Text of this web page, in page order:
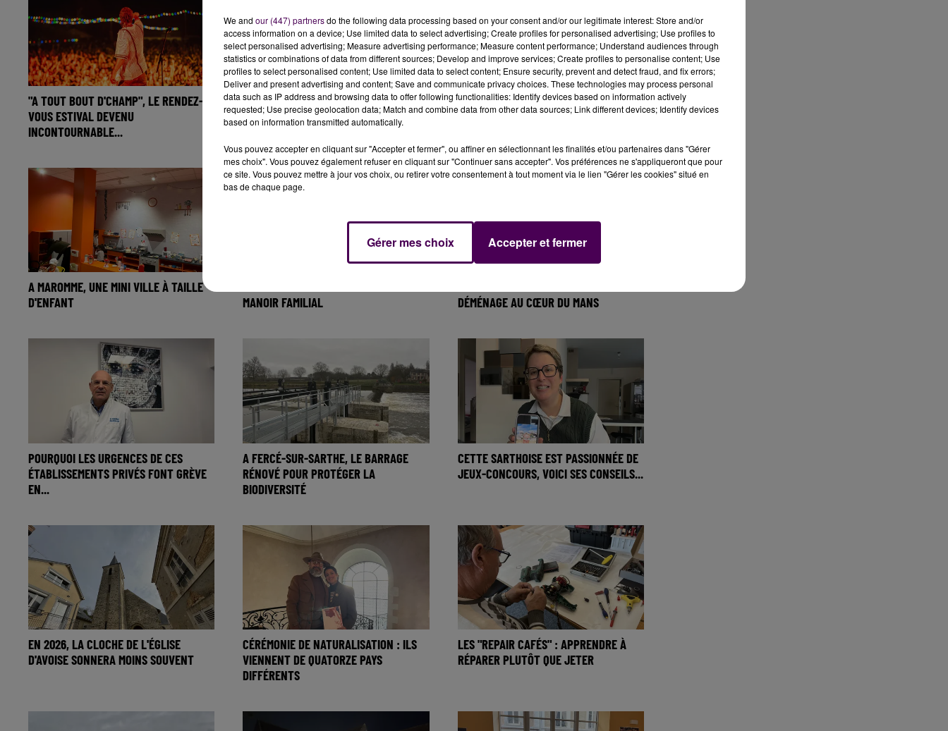
"A TOUT BOUT D'CHAMP", LE RENDEZ-
VOUS ESTIVAL DEVENU
INCONTOURNABLE...
ELEVEUR DE CHEVAUX ACCUSÉ DE
VIOLENCES : D'ANCIENNES
EMPLOYÉES...
GRÈVE DES TRANSPORTS À ROUEN : LE
DIALOGUE EST AU POINT MORT
A MAROMME, UNE MINI VILLE À TAILLE
D'ENFANT
MANOIR FAMILIAL
DÉMÉNAGE AU CŒUR DU MANS
POURQUOI LES URGENCES DE CES
ÉTABLISSEMENTS PRIVÉS FONT GRÈVE
EN...
A FERCÉ-SUR-SARTHE, LE BARRAGE
RÉNOVÉ POUR PROTÉGER LA
BIODIVERSITÉ
CETTE SARTHOISE EST PASSIONNÉE DE
JEUX-CONCOURS, VOICI SES CONSEILS...
EN 2026, LA CLOCHE DE L'ÉGLISE
D'AVOISE SONNERA MOINS SOUVENT
CÉRÉMONIE DE NATURALISATION : ILS
VIENNENT DE QUATORZE PAYS
DIFFÉRENTS
LES "REPAIR CAFÉS" : APPRENDRE À
RÉPARER PLUTÔT QUE JETER
We and our (447) partnersdo the following data processing based on your consent and/or our legitimate interest: Store and/or
access information on a device; Use limited data to select advertising; Create profiles for personalised advertising; Use profiles to
select personalised advertising; Measure advertising performance; Measure content performance; Understand audiences through
statistics or combinations of data from different sources; Develop and improve services; Create profiles to personalise content; Use
profiles to select personalised content; Use limited data to select content; Ensure security, prevent and detect fraud, and fix errors;
Deliver and present advertising and content; Save and communicate privacy choices. These technologies may process personal
data such as IP address and browsing data to offer following functionalities: Identify devices based on information actively
requested; Use precise geolocation data; Match and combine data from other data sources; Link different devices; Identify devices
based on information transmitted automatically.
Vous pouvez accepter en cliquant sur "Accepter et fermer", ou affiner en sélectionnant les finalités et/ou partenaires dans "Gérer
mes choix". Vous pouvez également refuser en cliquant sur "Continuer sans accepter". Vos préférences ne s'appliqueront que pour
ce site. Vous pouvez mettre à jour vos choix, ou retirer votre consentement à tout moment via le lien "Gérer les cookies" situé en
bas de chaque page.
Gérer mes choix Accepter et fermer